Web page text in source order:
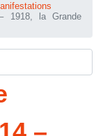
1918, la Grande